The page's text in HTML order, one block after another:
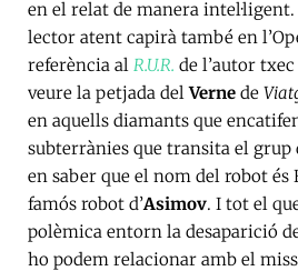
en el relat de manera intel·ligent.
lector atent capirà també en
referència al R.U.R. de l’autor txec
veure la petjada delVerne de
en aquells diamants que
subterrànies que transita el grup
en saber que el nom del robot és
famós robot d’Asimov. I tot el
polèmica entorn la desaparició
ho podem relacionar amb el